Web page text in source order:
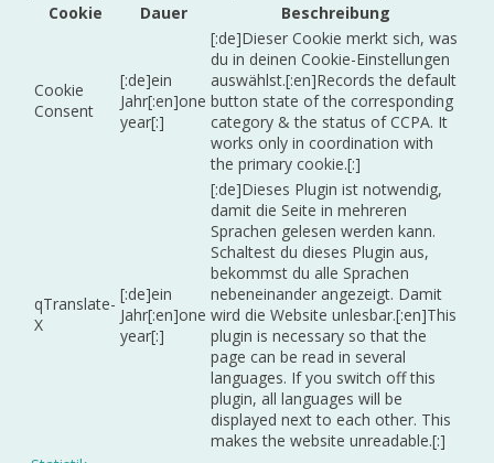
Cookie
Dauer Beschreibung
Cookie
Consent
[:de]ein
Jahr[:en]one
year[:]
[:de]Dieser Cookie merkt sich, was
du in deinen Cookie-Einstellungen
auswählst.[:en]Records the default
button state of the corresponding
category & the status of CCPA. It
works only in coordination with
the primary cookie.[:]
qTranslate-
X
[:de]ein
Jahr[:en]one
year[:]
[:de]Dieses Plugin ist notwendig,
damit die Seite in mehreren
Sprachen gelesen werden kann.
Schaltest du dieses Plugin aus,
bekommst du alle Sprachen
nebeneinander angezeigt. Damit
wird die Website unlesbar.[:en]This
plugin is necessary so that the
page can be read in several
languages. If you switch off this
plugin, all languages will be
displayed next to each other. This
makes the website unreadable.[:]